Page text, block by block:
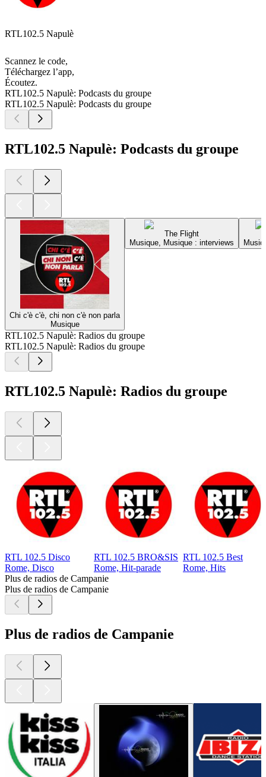
RTL102.5 Napulè
Scannez le code,
Téléchargez l’app,
Écoutez.
RTL102.5 Napulè: Podcasts du groupe
RTL102.5 Napulè: Podcasts du groupe
RTL102.5 Napulè: Podcasts du groupe
Chi c'è c'è, chi non c'è non parla
Musique
The Flight
Musique, Musique : interviews
RTL102.5 Napulè: Radios du groupe
RTL102.5 Napulè: Radios du groupe
RTL102.5 Napulè: Radios du groupe
RTL 102.5 Disco
Rome, Disco
RTL 102.5 BRO&SIS
Rome, Hit-parade
RTL 102.5 Best
Rome, Hits
Plus de radios de Campanie
Plus de radios de Campanie
Plus de radios de Campanie